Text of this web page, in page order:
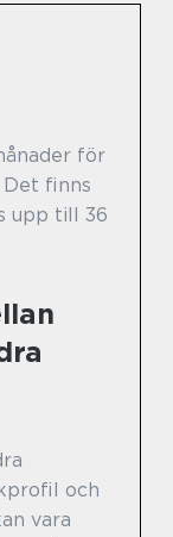
för
Det finns
upp till 36
och
vara